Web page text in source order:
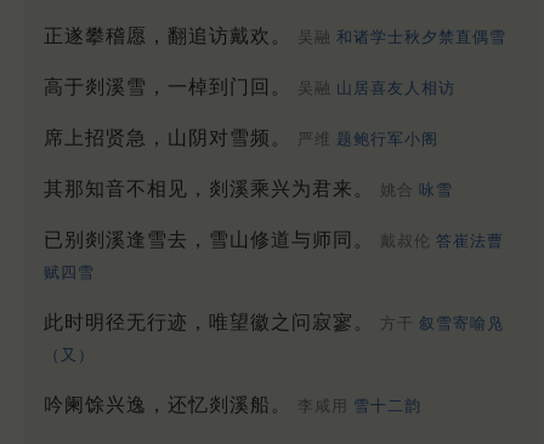
正遂攀稽愿，翻追访戴欢。 吴融 和诸学士秋夕禁直偶雪
高于剡溪雪，一棹到门回。 吴融 山居喜友人相访
席上招贤急，山阴对雪频。 严维 题鲍行军小阁
其那知音不相见，剡溪乘兴为君来。 姚合 咏雪
已别剡溪逢雪去，雪山修道与师同。 戴叔伦 答崔法曹
赋四雪
此时明径无行迹，唯望徽之问寂寥。 方干 叙雪寄喻凫
（又）
吟阑馀兴逸，还忆剡溪船。 李咸用 雪十二韵